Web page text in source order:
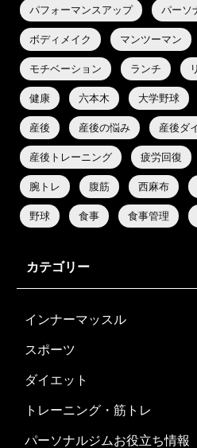
パフォーマンスアップ パーソ
ボディメイク マンツーマン
モチベーション ランチ
健康 六本木 大学野球
産後 産後の悩み 産後ダ
産後トレーニング 疲労回復
腕トレ 腹筋 西麻布
野球 食事 食事管理
カテゴリー
インナーマッスル
スポーツ
ダイエット
トレーニング・筋トレ
パーソナルジムお役立ち情報